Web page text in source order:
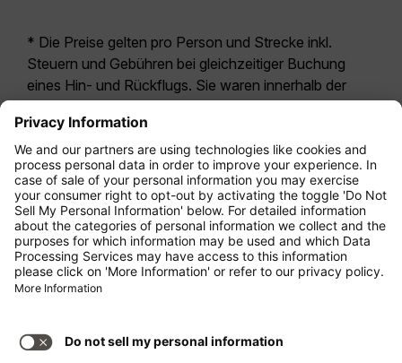
* Die Preise gelten pro Person und Strecke inkl.
Steuern und Gebühren bei gleichzeitiger Buchung
eines Hin- und Rückflugs. Sie waren innerhalb der
möglicherweise nicht mehr aktuell. Bei den für die
Economy Class angegebenen Tarifen handelt es
sich i.d.R. um Economy Zero, unsere restriktivste
Tarifoption. Es können hierfür zusätzliche Gebühren
fürAufgabegepäck oder für andere optionale
Leistungen anfallen. Es gelten dieAllgemeinen
Geschäftsbedingungen .